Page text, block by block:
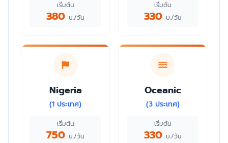
เริ่มต้น
380 บ./วัน
เริ่มต้น
330 บ./วัน
Nigeria
(1 ประเทศ)
เริ่มต้น
750 บ./วัน
Oceanic
(3 ประเทศ)
เริ่มต้น
330 บ./วัน